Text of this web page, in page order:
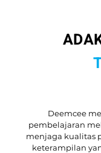
Deemcee
pembelajaran
menjaga kualitas
keterampilan